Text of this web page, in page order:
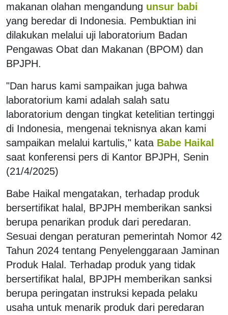
makanan olahan mengandung unsur babi
yang beredar di Indonesia. Pembuktian ini
dilakukan melalui uji laboratorium Badan
Pengawas Obat dan Makanan (BPOM) dan
BPJPH.
"Dan harus kami sampaikan juga bahwa
laboratorium kami adalah salah satu
laboratorium dengan tingkat ketelitian tertinggi
di Indonesia, mengenai teknisnya akan kami
sampaikan melalui kartulis," kata Babe Haikal
saat konferensi pers di Kantor BPJPH, Senin
(21/4/2025)
Babe Haikal mengatakan, terhadap produk
bersertifikat halal, BPJPH memberikan sanksi
berupa penarikan produk dari peredaran.
Sesuai dengan peraturan pemerintah Nomor 42
Tahun 2024 tentang Penyelenggaraan Jaminan
Produk Halal. Terhadap produk yang tidak
bersertifikat halal, BPJPH memberikan sanksi
berupa peringatan instruksi kepada pelaku
usaha untuk menarik produk dari peredaran